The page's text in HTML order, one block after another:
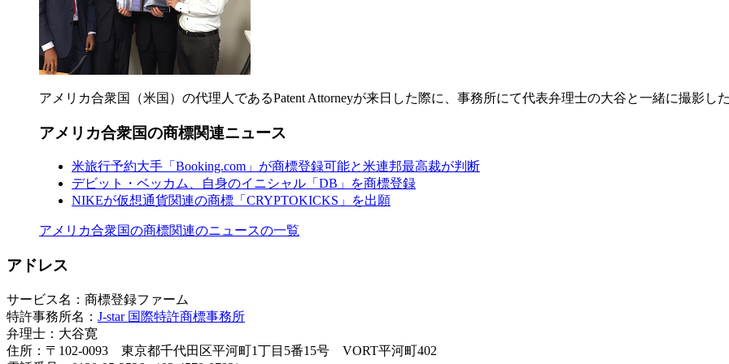
アメリカ合衆国（米国）の代理人であるPatent Attorneyが来日した際に、事務所にて代表弁理士の大谷と一緒に撮影した
アメリカ合衆国の商標関連ニュース
米旅行予約大手「Booking.com」が商標登録可能と米連邦最高裁が判断
デビット・ベッカム、自身のイニシャル「DB」を商標登録
NIKEが仮想通貨関連の商標「CRYPTOKICKS」を出願
アメリカ合衆国の商標関連のニュースの一覧
アドレス
サービス名：商標登録ファーム
特許事務所名： J-star 国際特許商標事務所
弁理士：大谷寛
住所：〒102-0093 東京都千代田区平河町1丁目5番15号 VORT平河町402